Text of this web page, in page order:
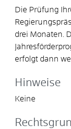
Die Prüfung
drei Monaten.
erfolgt dann
Hinweise
Keine